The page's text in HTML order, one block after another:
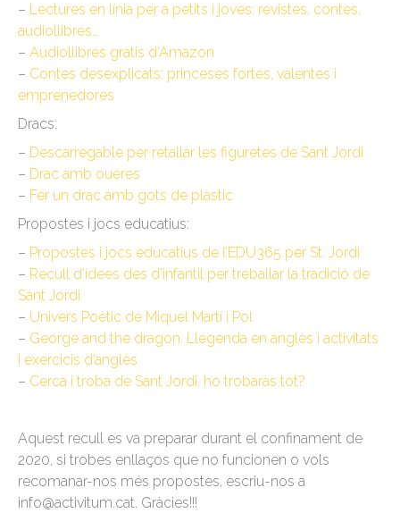
– Lectures en línia per a petits i joves: revistes, contes,
audiollibres…
– Audiollibres gratis d’Amazon
– Contes desexplicats: princeses fortes, valentes i
emprenedores
Dracs:
– Descarregable per retallar les figuretes de Sant Jordi
– Drac amb oueres
– Fer un drac amb gots de plàstic
Propostes i jocs educatius:
– Propostes i jocs educatius de l’EDU365 per St. Jordi
– Recull d’idees des d’infantil per treballar la tradició de
Sant Jordi
– Univers Poètic de Miquel Martí i Pol
– George and the dragon. Llegenda en anglès i activitats
i exercicis d’anglès
– Cerca i troba de Sant Jordi, ho trobaràs tot?
Aquest recull es va preparar durant el confinament de
2020, si trobes enllaços que no funcionen o vols
recomanar-nos més propostes, escriu-nos a
info@activitum.cat. Gràcies!!!